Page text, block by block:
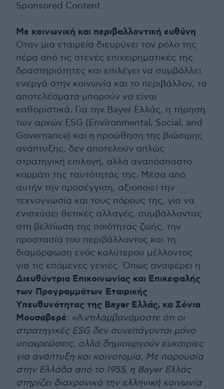
Sponsored Content
Με κοινωνική και περιβαλλοντική ευθύνη
Όταν μια εταιρεία διευρύνει τον ρόλο της
πέρα από τις στενές επιχειρηματικές της
δραστηριότητες και επιλέγει να συμβάλλει
ενεργά στην κοινωνία και το περιβάλλον, τα
αποτελέσματα μπορούν να είναι
καθοριστικά. Για την Bayer Ελλάς, η τήρηση
των αρχών ESG (Environmental, Social, and
Governance) και η προώθηση της βιώσιμης
ανάπτυξης, δεν αποτελούν απλώς
στρατηγική επιλογή, αλλά αναπόσπαστο
κομμάτι της ταυτότητάς της. Μέσα από
αυτήν την προσέγγιση, αξιοποιεί την
τεχνογνωσία και τους πόρους της, για να
ενισχύσει θετικές αλλαγές, συμβάλλοντας
στη βελτίωση της ποιότητας ζωής, την
προστασία του περιβάλλοντος και τη
διαμόρφωση ενός καλύτερου μέλλοντος
για τις επόμενες γενιές. Όπως αναφέρει η
Διευθύντρια Επικοινωνίας και Επικεφαλής
των Προγραμμάτων Εταιρικής
Υπευθυνότητας της Bayer Ελλάς, κα Σόνια
Μουσαβερέ: «Αντιλαμβανόμαστε ότι οι
στρατηγικές ESG δεν συνεπάγονται μόνο
υποχρεώσεις, αλλά δημιουργούν ευκαιρίες
για ανάπτυξη και καινοτομία. Με παρουσία
στην Ελλάδα από το 1955, η Bayer Ελλάς
στηρίζει διαχρονικά την ελληνική κοινωνία